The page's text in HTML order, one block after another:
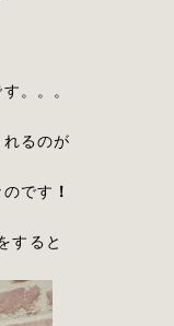
。。。
るのが
のです ！
すると